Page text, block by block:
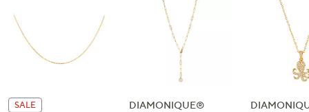
SALE
DIAMONIQUE®